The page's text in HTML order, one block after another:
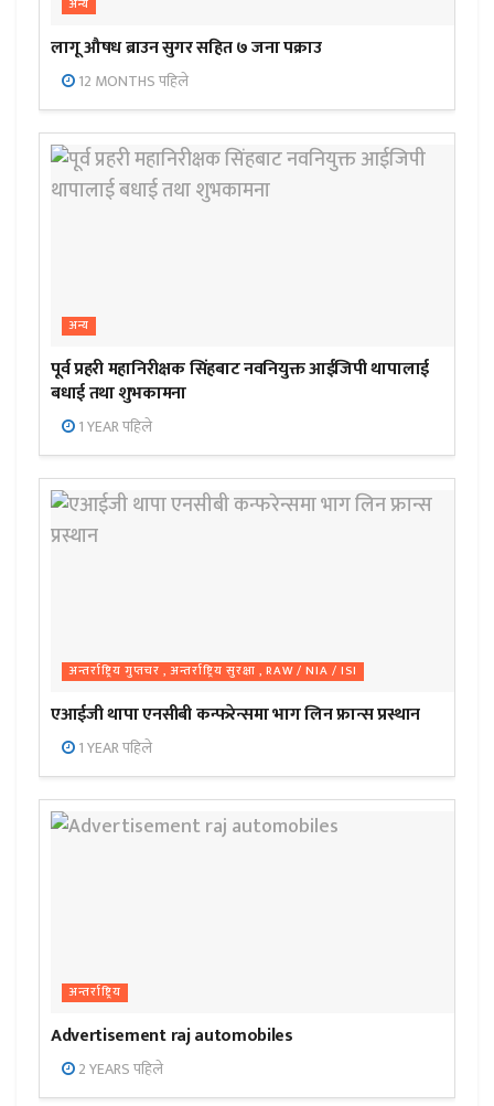
अन्य
लागू औषध ब्राउन सुगर सहित ७ जना पक्राउ
12 MONTHS पहिले
अन्य
पूर्व प्रहरी महानिरीक्षक सिंहबाट नवनियुक्त आईजिपी थापालाई
बधाई तथा शुभकामना
1 YEAR पहिले
अन्तर्राष्ट्रिय गुप्तचर , अन्तर्राष्ट्रिय सुरक्षा , RAW / NIA / ISI
एआईजी थापा एनसीबी कन्फरेन्समा भाग लिन फ्रान्स प्रस्थान
1 YEAR पहिले
अन्तर्राष्ट्रिय
Advertisement raj automobiles
2 YEARS पहिले